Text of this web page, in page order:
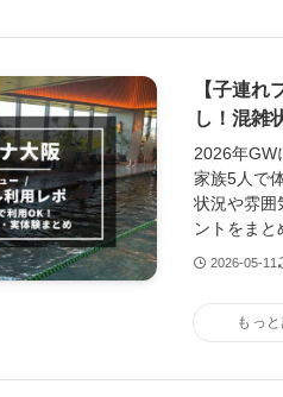
【子連
し！混雑
2026年GW
家族5人で
状況や雰囲
ントをまと
2026-05-11